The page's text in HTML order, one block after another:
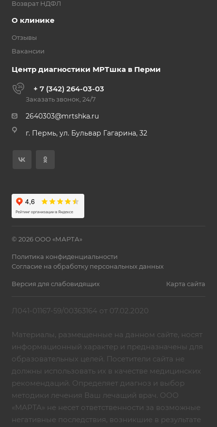
Возврат НДФЛ
О клинике
Отзывы
Вакансии
Центр диагностики МРТшка в Перми
+ 7 (342) 264-03-03
Заказать звонок, 24/7
2640303@mrtshka.ru
г. Пермь, ул. Бульвар Гагарина, 32
© 2026 ООО «МАРТА»
Политика конфиденциальности
Согласие на обработку персональных данных
Версия для слабовидящих Карта сайта
Л041-01167-59/00363164 от 07.02.2020
Материалы, размещенные на данном сайте, носят
информационный характер и предназначены для
образовательных целей. Посетители сайта не
должны использовать их в качестве медицинских
рекомендаций. Определяет диагноз и выбор
методики лечения Ваш лечащий врач. ООО
«МАРТА» не несет ответственности за возможные
негативные последствия, возникшие в результате